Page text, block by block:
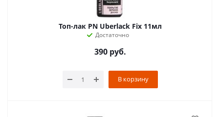
Топ-лак PN Uberlack Fix 11мл
Достаточно
390руб.
В корзину